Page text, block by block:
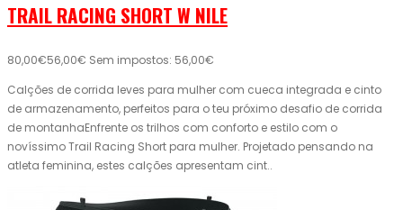
TRAIL RACING SHORT W NILE
80,00€56,00€ Sem impostos: 56,00€
Calções de corrida leves para mulher com cueca integrada e cinto
de armazenamento, perfeitos para o teu próximo desafio de corrida
de montanhaEnfrente os trilhos com conforto e estilo com o
novíssimo Trail Racing Short para mulher. Projetado pensando na
atleta feminina, estes calções apresentam cint..